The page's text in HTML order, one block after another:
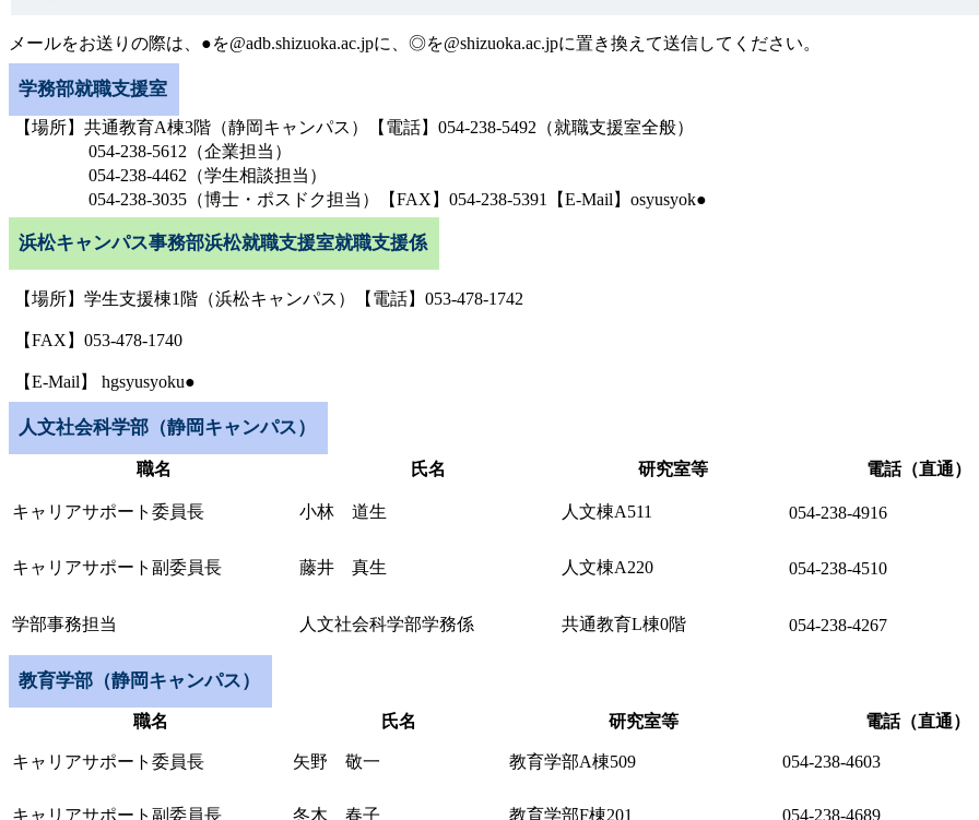
メールをお送りの際は、●を@adb.shizuoka.ac.jpに、◎を@shizuoka.ac.jpに置き換えて送信してください。
学務部就職支援室
【場所】共通教育A棟3階（静岡キャンパス）【電話】054-238-5492（就職支援室全般）
054-238-5612（企業担当）
054‐238-4462（学生相談担当）
054-238-3035（博士・ポスドク担当）【FAX】054-238-5391【E-Mail】osyusyok●
浜松キャンパス事務部浜松就職支援室就職支援係
【場所】学生支援棟1階（浜松キャンパス）【電話】053-478-1742
【FAX】053-478-1740
【E-Mail】 hgsyusyoku●
人文社会科学部（静岡キャンパス）
職名 氏名 研究室等 電話（直通）
キャリアサポート委員長 小林 道生 人文棟A511 054-238-4916
キャリアサポート副委員長 藤井 真生 人文棟A220 054-238-4510
学部事務担当 人文社会科学部学務係 共通教育L棟0階 054-238-4267
教育学部（静岡キャンパス）
職名 氏名 研究室等 電話（直通）
キャリアサポート委員長 矢野 敬一 教育学部A棟509 054-238-4603
キャリアサポート副委員長 冬木 春子 教育学部F棟201 054-238-4689